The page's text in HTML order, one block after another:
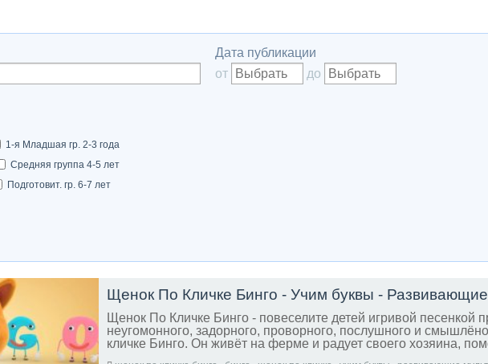
Дата публикации
от
до
1-я Младшая гр. 2-3 года
Средняя группа 4-5 лет
Подготовит. гр. 6-7 лет
Щенок По Кличке Бинго - повеселите детей игривой песенкой
неугомонного, задорного, проворного, послушного и
кличке Бинго. Он живёт на ферме и радует своего хозяина,